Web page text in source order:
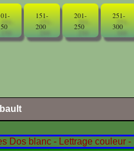
151-
200
201-
250
251-
300